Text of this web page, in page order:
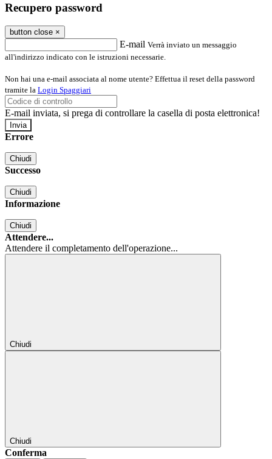
Recupero password
button close ×
E-mail Verrà inviato un messaggio
all'indirizzo indicato con le istruzioni necessarie.
Non hai una e-mail associata al nome utente? Effettua il reset della password
tramite la Login Spaggiari
E-mail inviata, si prega di controllare la casella di posta elettronica!
Errore
Chiudi
Successo
Chiudi
Informazione
Chiudi
Attendere...
Attendere il completamento dell'operazione...
Chiudi
Chiudi
Conferma